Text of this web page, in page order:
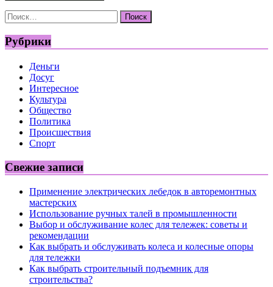
Найти:
Рубрики
Деньги
Досуг
Интересное
Культура
Общество
Политика
Происшествия
Спорт
Свежие записи
Применение электрических лебедок в авторемонтных
мастерских
Использование ручных талей в промышленности
Выбор и обслуживание колес для тележек: советы и
рекомендации
Как выбрать и обслуживать колеса и колесные опоры
для тележки
Как выбрать строительный подъемник для
строительства?